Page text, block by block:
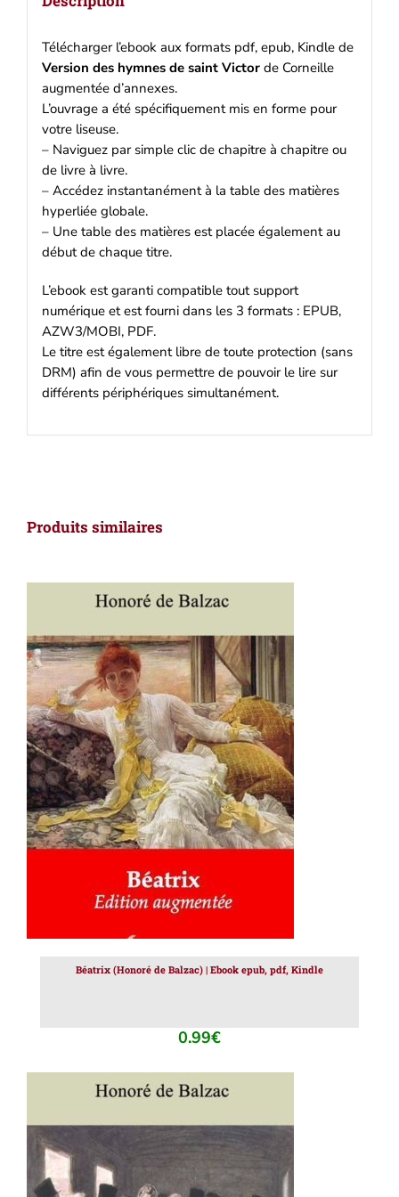
Télécharger l’ebook aux formats pdf, epub, Kindle de
Version des hymnes de saint Victorde Corneille
augmentée d’annexes.
L’ouvrage a été spécifiquement mis en forme pour
votre liseuse.
– Naviguez par simple clic de chapitre à chapitre ou
de livre à livre.
– Accédez instantanément à la table des matières
hyperliée globale.
– Une table des matières est placée également au
début de chaque titre.
L’ebook est garanti compatible tout support
numérique et est fourni dans les 3 formats : EPUB,
AZW3/MOBI, PDF.
Le titre est également libre de toute protection (sans
DRM) afin de vous permettre de pouvoir le lire sur
différents périphériques simultanément.
Produits similaires
AJOUTER AU PANIER DÉTAILS
Béatrix (Honoré de Balzac) | Ebook epub, pdf, Kindle
0.99€